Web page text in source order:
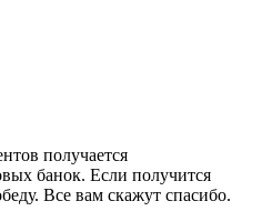
получается
банок. Если получится
Все вам скажут спасибо.